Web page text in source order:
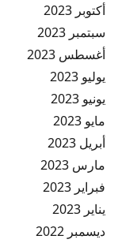
أكتوبر 2023
سبتمبر 2023
أغسطس 2023
يوليو 2023
يونيو 2023
مايو 2023
أبريل 2023
مارس 2023
فبراير 2023
يناير 2023
ديسمبر 2022